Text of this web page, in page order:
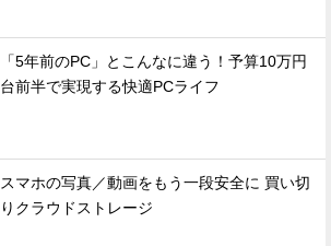
「5年前のPC」とこんなに違う！予算10万円
台前半で実現する快適PCライフ
スマホの写真／動画をもう一段安全に 買い切
りクラウドストレージ